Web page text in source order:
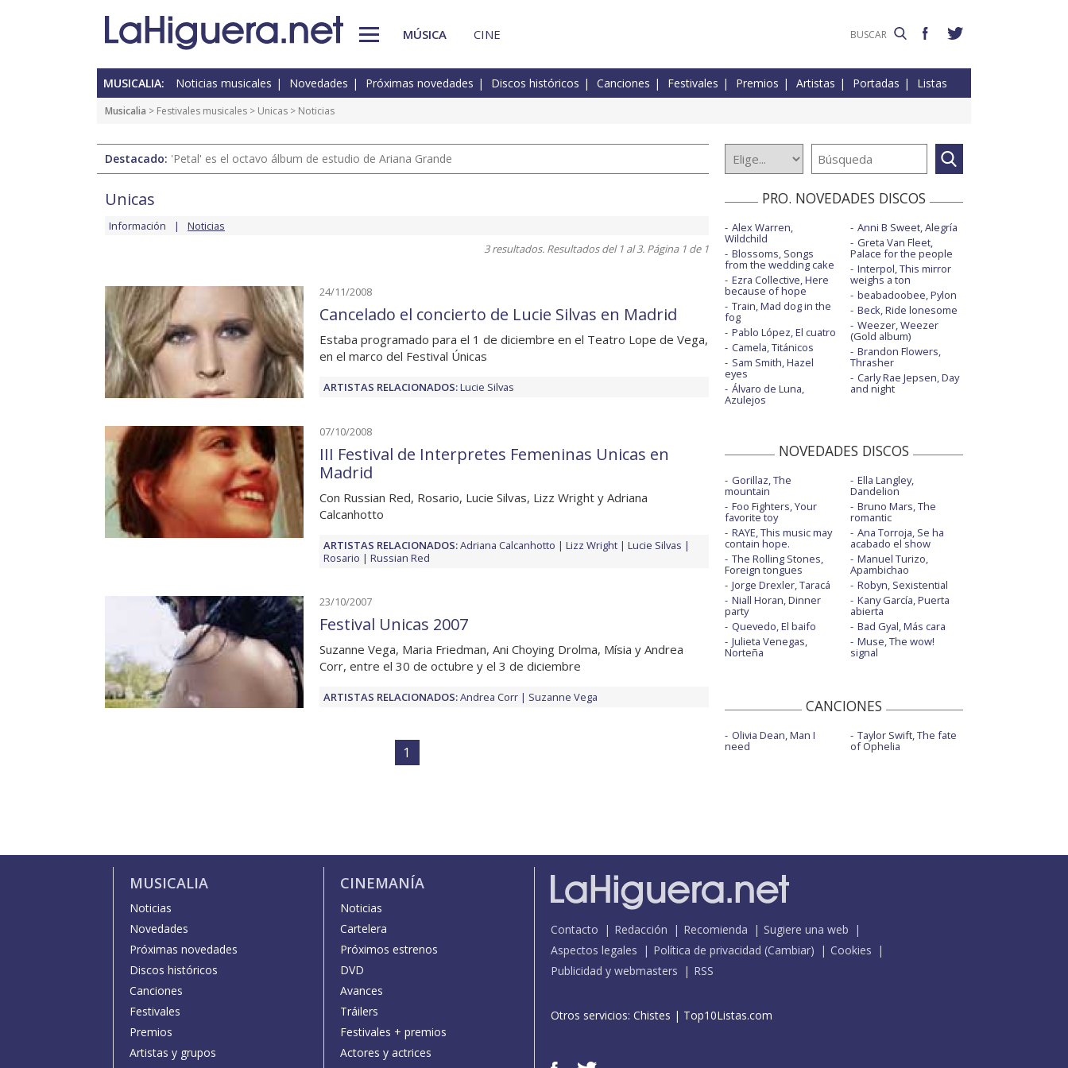
MÚSICA CINE
MUSICALIA: Noticias musicales Novedades Próximas novedades Discos históricos Canciones Festivales Premios Artistas Portadas Listas
Musicalia > Festivales musicales > Unicas > Noticias
Destacado: 'Petal' es el octavo álbum de estudio de Ariana Grande
Unicas
Información
Noticias
3 resultados. Resultados del 1 al 3. Página 1 de 1
24/11/2008
Cancelado el concierto de Lucie Silvas en Madrid
Estaba programado para el 1 de diciembre en el Teatro Lope de Vega,
en el marco del Festival Únicas
ARTISTAS RELACIONADOS:Lucie Silvas
07/10/2008
III Festival de Interpretes Femeninas Unicas en
Madrid
Con Russian Red, Rosario, Lucie Silvas, Lizz Wright y Adriana
Calcanhotto
ARTISTAS RELACIONADOS:Adriana Calcanhotto Lizz Wright
Lucie Silvas
Rosario
Russian Red
23/10/2007
Festival Unicas 2007
Suzanne Vega, Maria Friedman, Ani Choying Drolma, Mísia y Andrea
Corr, entre el 30 de octubre y el 3 de diciembre
ARTISTAS RELACIONADOS:Andrea Corr Suzanne Vega
1
PRO. NOVEDADES DISCOS
Alex Warren,
Wildchild
Blossoms, Songs
from the wedding cake
Ezra Collective, Here
because of hope
Train, Mad dog in the
fog
Pablo López, El cuatro
Camela, Titánicos
Sam Smith, Hazel
eyes
Álvaro de Luna,
Azulejos
Anni B Sweet, Alegría
Greta Van Fleet,
Palace for the people
Interpol, This mirror
weighs a ton
beabadoobee, Pylon
Beck, Ride lonesome
Weezer, Weezer
(Gold album)
Brandon Flowers,
Thrasher
Carly Rae Jepsen, Day
and night
NOVEDADES DISCOS
Gorillaz, The
mountain
Foo Fighters, Your
favorite toy
RAYE, This music may
contain hope.
The Rolling Stones,
Foreign tongues
Jorge Drexler, Taracá
Niall Horan, Dinner
party
Quevedo, El baifo
Julieta Venegas,
Norteña
Ella Langley,
Dandelion
Bruno Mars, The
romantic
Ana Torroja, Se ha
acabado el show
Manuel Turizo,
Apambichao
Robyn, Sexistential
Kany García, Puerta
abierta
Bad Gyal, Más cara
Muse, The wow!
signal
CANCIONES
Olivia Dean, Man I
need
Taylor Swift, The fate
of Ophelia
MUSICALIA
Noticias
Novedades
Próximas novedades
Discos históricos
Canciones
Festivales
Premios
Artistas y grupos
CINEMANÍA
Noticias
Cartelera
Próximos estrenos
DVD
Avances
Tráilers
Festivales + premios
Actores y actrices
Contacto Redacción Recomienda
Sugiere una web
Aspectos legales
Política de privacidad (Cambiar)
Cookies
Publicidad y webmasters
RSS
Otros servicios: Chistes | Top10Listas.com